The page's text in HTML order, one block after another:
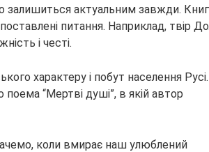
актуальним завжди.
питання. Наприклад, твір
і честі.
характеру і побут населення Русі.
“Мертві душі”, в якій автор
коли вмирає наш улюблений